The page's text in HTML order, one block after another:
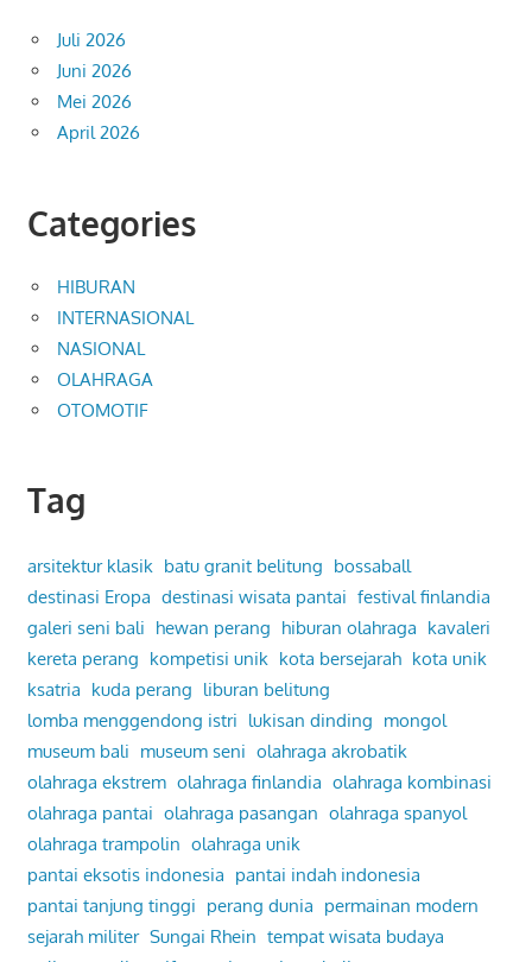
Juli 2026
Juni 2026
Mei 2026
April 2026
Categories
HIBURAN
INTERNASIONAL
NASIONAL
OLAHRAGA
OTOMOTIF
Tag
arsitektur klasik batu granit belitung bossaball
destinasi Eropa destinasi wisata pantai festival finlandia
galeri seni bali hewan perang hiburan olahraga kavaleri
kereta perang kompetisi unik kota bersejarah kota unik
ksatria kuda perang liburan belitung
lomba menggendong istri lukisan dinding mongol
museum bali museum seni olahraga akrobatik
olahraga ekstrem olahraga finlandia olahraga kombinasi
olahraga pantai olahraga pasangan olahraga spanyol
olahraga trampolin olahraga unik
pantai eksotis indonesia pantai indah indonesia
pantai tanjung tinggi perang dunia permainan modern
sejarah militer Sungai Rhein tempat wisata budaya